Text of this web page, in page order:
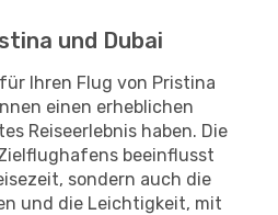
und Dubai
Ihren Flug von Pristina
einen erheblichen
Reiseerlebnis haben. Die
beeinflusst
sondern auch die
und die Leichtigkeit, mit